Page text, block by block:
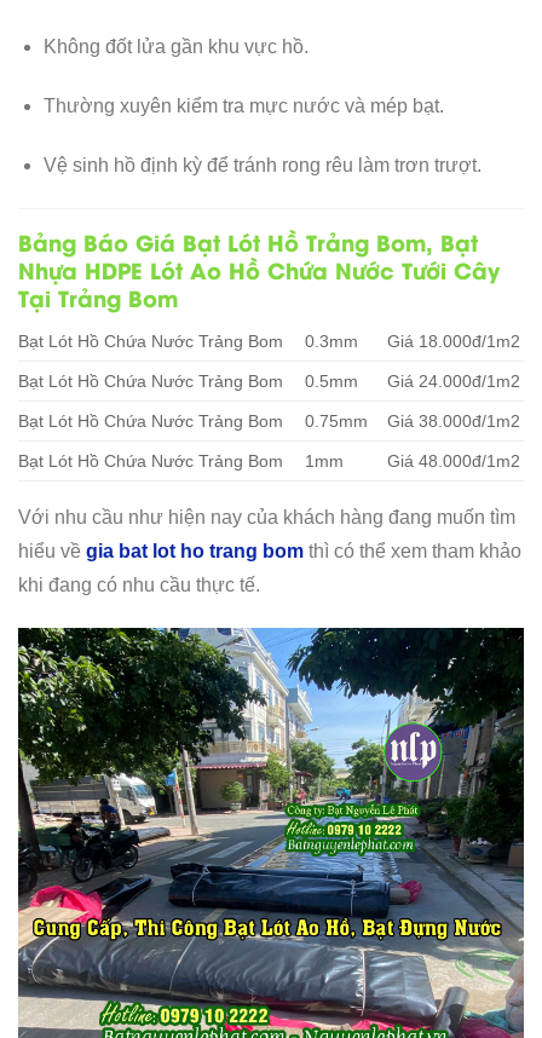
Không đốt lửa gần khu vực hồ.
Thường xuyên kiểm tra mực nước và mép bạt.
Vệ sinh hồ định kỳ để tránh rong rêu làm trơn trượt.
Bảng Báo Giá Bạt Lót Hồ Trảng Bom, Bạt
Nhựa HDPE Lót Ao Hồ Chứa Nước Tưới Cây
Tại Trảng Bom
Bạt Lót Hồ Chứa Nước Trảng Bom 0.3mm Giá 18.000đ/1m2
Bạt Lót Hồ Chứa Nước Trảng Bom 0.5mm Giá 24.000đ/1m2
Bạt Lót Hồ Chứa Nước Trảng Bom 0.75mm Giá 38.000đ/1m2
Bạt Lót Hồ Chứa Nước Trảng Bom 1mm Giá 48.000đ/1m2
Với nhu cầu như hiện nay của khách hàng đang muốn tìm
hiểu về gia bat lot ho trang bom thì có thể xem tham khảo
khi đang có nhu cầu thực tế.